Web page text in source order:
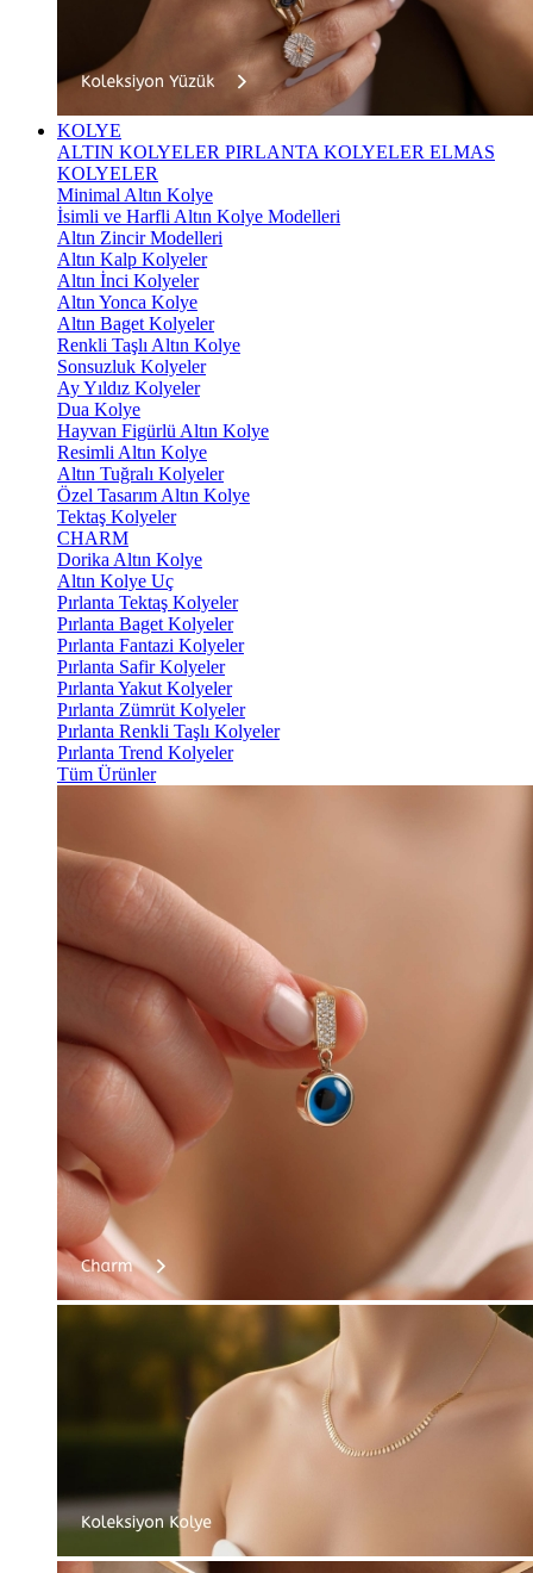
KOLYE
ALTIN KOLYELER PIRLANTA KOLYELER ELMAS
KOLYELER
Minimal Altın Kolye
İsimli ve Harfli Altın Kolye Modelleri
Altın Zincir Modelleri
Altın Kalp Kolyeler
Altın İnci Kolyeler
Altın Yonca Kolye
Altın Baget Kolyeler
Renkli Taşlı Altın Kolye
Sonsuzluk Kolyeler
Ay Yıldız Kolyeler
Dua Kolye
Hayvan Figürlü Altın Kolye
Resimli Altın Kolye
Altın Tuğralı Kolyeler
Özel Tasarım Altın Kolye
Tektaş Kolyeler
CHARM
Dorika Altın Kolye
Altın Kolye Uç
Pırlanta Tektaş Kolyeler
Pırlanta Baget Kolyeler
Pırlanta Fantazi Kolyeler
Pırlanta Safir Kolyeler
Pırlanta Yakut Kolyeler
Pırlanta Zümrüt Kolyeler
Pırlanta Renkli Taşlı Kolyeler
Pırlanta Trend Kolyeler
Tüm Ürünler